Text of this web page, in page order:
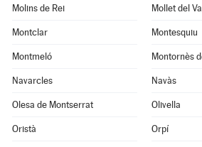
Molins de Rei Mollet del
Montclar Montesquiu
Montmeló Montornès
Navarcles Navàs
Olesa de Montserrat Olivella
Oristà Orpí